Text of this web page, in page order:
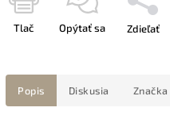
Tlač Opýtať sa Zdieľať
Popis Diskusia Značka